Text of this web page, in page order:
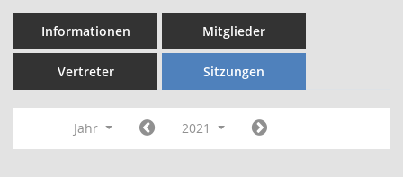
Informationen Mitglieder
Vertreter Sitzungen
Jahr 2021